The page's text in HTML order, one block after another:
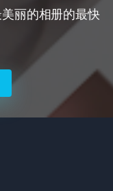
丽的相册的最快